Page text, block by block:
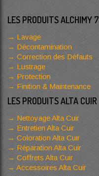
LES PRODUITS ALCHIMY 7
Lavage
Décontamination
Correction des Défauts
Lustrage
Protection
Finition & Maintenance
LES PRODUITS ALTA CUIR
Nettoyage Alta Cuir
Entretien Alta Cuir
Coloration Alta Cuir
Réparation Alta Cuir
Coffrets Alta Cuir
Accessoires Alta Cuir